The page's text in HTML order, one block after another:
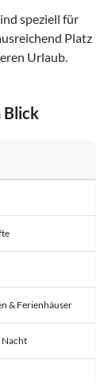
speziell für
Platz
Urlaub.
Blick
& Ferienhäuser
Nacht